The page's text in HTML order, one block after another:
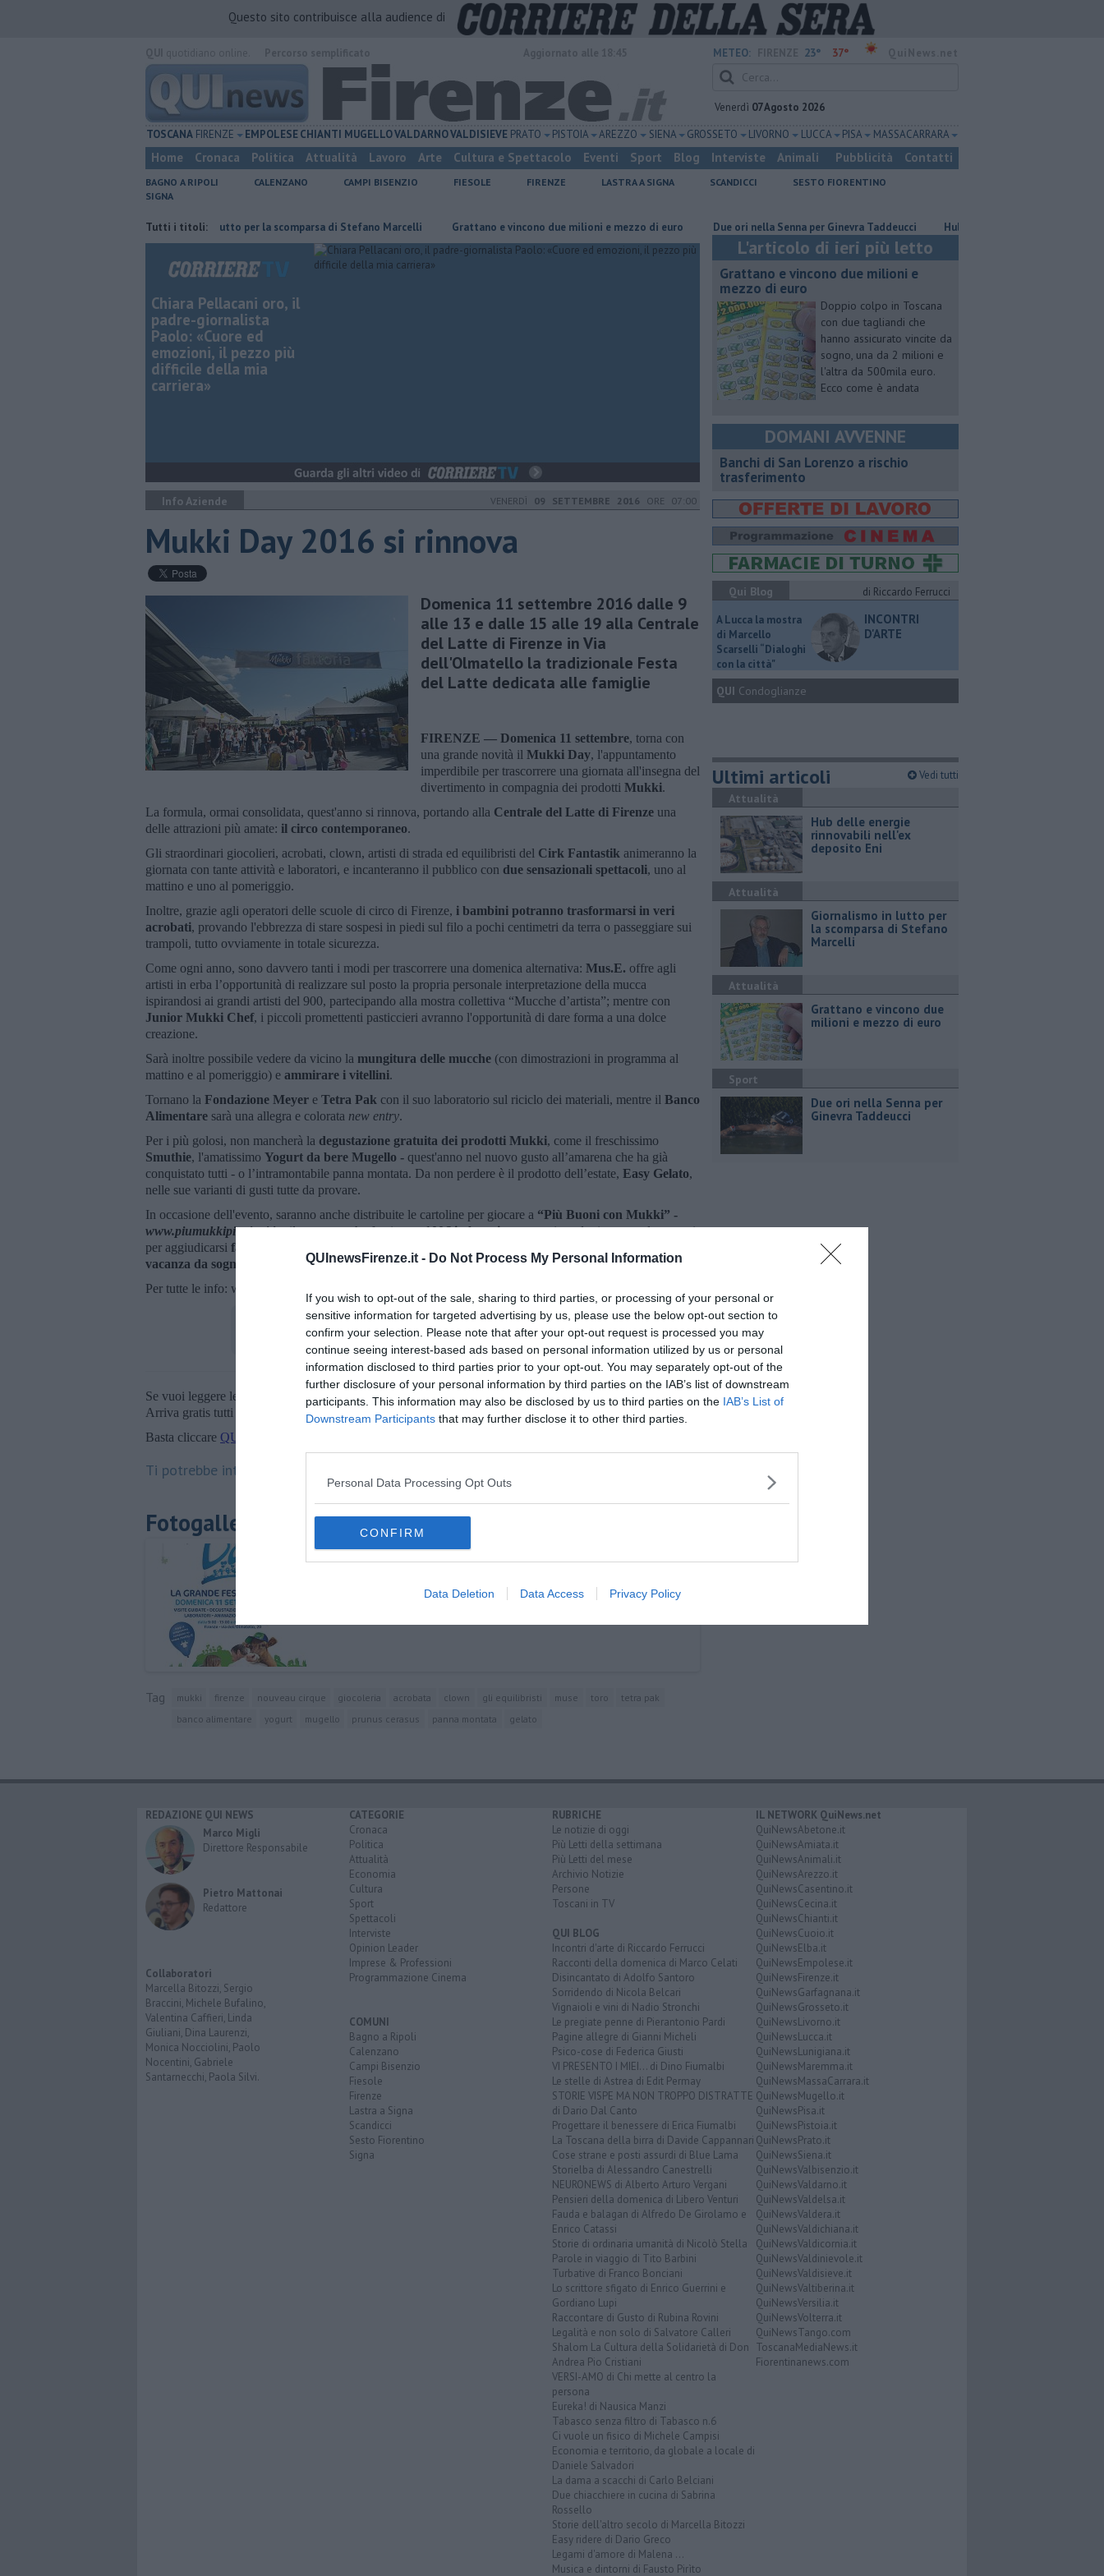
QUInewsFirenze.it - Do Not Process My Personal Information
If you wish to opt-out of the sale, sharing to third parties, or processing of your personal or
sensitive information for targeted advertising by us, please use the below opt-out section to
confirm your selection. Please note that after your opt-out request is processed you may
continue seeing interest-based ads based on personal information utilized by us or personal
information disclosed to third parties prior to your opt-out. You may separately opt-out of the
further disclosure of your personal information by third parties on the IAB’s list of downstream
participants. This information may also be disclosed by us to third parties on the IAB’s List of
Downstream Participants that may further disclose it to other third parties.
Personal Data Processing Opt Outs
CONFIRM
Data Deletion Data Access Privacy Policy
Questo sito contribuisce alla audience di
METEO: 23° 37°
Venerdì 07 Agosto 2026
TOSCANA FIRENZE EMPOLESECHIANTI MUGELLOVALDARNOVALDISIEVE PRATO PISTOIA AREZZO SIENA GROSSETO LIVORNO LUCCA PISA MASSA CARRARA
Home Cronaca Politica Attualità Lavoro Arte Cultura e Spettacolo Eventi Sport Blog Interviste Animali Pubblicità Contatti
BAGNO A RIPOLI CALENZANO CAMPI BISENZIO FIESOLE FIRENZE LASTRA A SIGNA SCANDICCI
SESTO FIORENTINO
SIGNA
Tutti i titoli:
Giornalismo in lutto per la scomparsa di Stefano Marcelli Grattano e vincono due milioni e mezzo di euro Due ori nella Senna per Ginevra Taddeucci Hub delle energie rinnovabili nell'ex
Chiara Pellacani oro, il
padre-giornalista
Paolo: «Cuore ed
emozioni, il pezzo più
difficile della mia
carriera»
Info Aziende VENERDÌ 09 SETTEMBRE 2016 ORE 07:00
Mukki Day 2016 si rinnova
Domenica 11 settembre 2016 dalle 9
alle 13 e dalle 15 alle 19 alla Centrale
del Latte di Firenze in Via
dell'Olmatello la tradizionale Festa
del Latte dedicata alle famiglie
FIRENZE — Domenica 11 settembre, torna con
una grande novità il Mukki Day, l'appuntamento
imperdibile per trascorrere una giornata all'insegna del
divertimento in compagnia dei prodotti Mukki.
La formula, ormai consolidata, quest'anno si rinnova, portando alla Centrale del Latte di Firenze una
delle attrazioni più amate: il circo contemporaneo.
Gli straordinari giocolieri, acrobati, clown, artisti di strada ed equilibristi del Cirk Fantastik animeranno la
giornata con tante attività e laboratori, e incanteranno il pubblico con due sensazionali spettacoli, uno al
mattino e uno al pomeriggio.
Inoltre, grazie agli operatori delle scuole di circo di Firenze, i bambini potranno trasformarsi in veri
acrobati, provando l'ebbrezza di stare sospesi in piedi sul filo a pochi centimetri da terra o passeggiare sui
trampoli, tutto ovviamente in totale sicurezza.
Come ogni anno, sono davvero tanti i modi per trascorrere una domenica alternativa: Mus.E. offre agli
artisti in erba l’opportunità di realizzare sul posto la propria personale interpretazione della mucca
ispirandosi ai grandi artisti del 900, partecipando alla mostra collettiva “Mucche d’artista”; mentre con
Junior Mukki Chef, i piccoli promettenti pasticcieri avranno l'opportunità di dare forma a una dolce
creazione.
Sarà inoltre possibile vedere da vicino la mungitura delle mucche (con dimostrazioni in programma al
mattino e al pomeriggio) e ammirare i vitellini.
Tornano la Fondazione Meyer e Tetra Pak con il suo laboratorio sul riciclo dei materiali, mentre il Banco
Alimentare sarà una allegra e colorata new entry.
Per i più golosi, non mancherà la degustazione gratuita dei prodotti Mukki, come il freschissimo
Smuthie, l'amatissimo Yogurt da bere Mugello - quest'anno nel nuovo gusto all’amarena che ha già
conquistato tutti - o l’intramontabile panna montata. Da non perdere è il prodotto dell’estate, Easy Gelato,
nelle sue varianti di gusti tutte da provare.
In occasione dell'evento, saranno anche distribuite le cartoline per giocare a “Più Buoni con Mukki” -
www.piumukkipiuvinci.it-il concorso che fa vincere100€ in buoni scontosui prodotti, accumulare punti
per aggiudicarsi fantastici premi
vacanza da sogno
Per tutte le info: www.mukki.it
Se vuoi leggere le notizie principali della Toscana iscriviti alla
Newsletter QUInews - ToscanaMedia.
Arriva gratis tutti i giorni alle 20:00 direttamente nella tua casella di posta.
Basta cliccare QUI
Ti potrebbe interessare anche:
Fotogallery
Tag mukki firenze nouveau cirque giocoleria acrobata clown gli equilibristi muse toro
tetra pak
banco alimentare
yogurt mugello prunus cerasus panna montata gelato
L'articolo di ieri più letto
Grattano e vincono due milioni e
mezzo di euro
Doppio colpo in Toscana
con due tagliandi che
hanno assicurato vincite da
sogno, una da 2 milioni e
l'altra da 500mila euro.
Ecco come è andata
DOMANI AVVENNE
Banchi di San Lorenzo a rischio
trasferimento
Qui Blog
di Riccardo Ferrucci
A Lucca la mostra
di Marcello
Scarselli “Dialoghi
con la città"
INCONTRI
D'ARTE
QUI Condoglianze
Ultimi articoli Vedi tutti
Attualità
Hub delle energie
rinnovabili nell'ex
deposito Eni
Attualità
Giornalismo in lutto per
la scomparsa di Stefano
Marcelli
Attualità
Grattano e vincono due
milioni e mezzo di euro
Sport
Due ori nella Senna per
Ginevra Taddeucci
REDAZIONE QUI NEWS
Marco Migli
Direttore Responsabile
Pietro Mattonai
Redattore
Collaboratori
Marcella Bitozzi, Sergio
Braccini, Michele Bufalino,
Valentina Caffieri, Linda
Giuliani, Dina Laurenzi,
Monica Nocciolini, Paolo
Nocentini, Gabriele
Santarnecchi, Paola Silvi.
CATEGORIE
Cronaca
Politica
Attualità
Economia
Cultura
Sport
Spettacoli
Interviste
Opinion Leader
Imprese & Professioni
Programmazione Cinema
COMUNI
Bagno a Ripoli
Calenzano
Campi Bisenzio
Fiesole
Firenze
Lastra a Signa
Scandicci
Sesto Fiorentino
Signa
RUBRICHE
Le notizie di oggi
Più Letti della settimana
Più Letti del mese
Archivio Notizie
Persone
Toscani in TV
QUI BLOG
Incontri d'arte di Riccardo Ferrucci
Racconti della domenica di Marco Celati
Disincantato di Adolfo Santoro
Sorridendo di Nicola Belcari
Vignaioli e vini di Nadio Stronchi
Le pregiate penne di Pierantonio Pardi
Pagine allegre di Gianni Micheli
Psico-cose di Federica Giusti
VI PRESENTO I MIEI... di Dino Fiumalbi
Le stelle di Astrea di Edit Permay
STORIE VISPE MA NON TROPPO DISTRATTE
di Dario Dal Canto
Progettare il benessere di Erica Fiumalbi
La Toscana della birra di Davide Cappannari
Cose strane e posti assurdi di Blue Lama
Storielba di Alessandro Canestrelli
NEURONEWS di Alberto Arturo Vergani
Pensieri della domenica di Libero Venturi
Fauda e balagan di Alfredo De Girolamo e
Enrico Catassi
Storie di ordinaria umanità di Nicolò Stella
Parole in viaggio di Tito Barbini
Turbative di Franco Bonciani
Lo scrittore sfigato di Enrico Guerrini e
Gordiano Lupi
Raccontare di Gusto di Rubina Rovini
Legalità e non solo di Salvatore Calleri
Shalom La Cultura della Solidarietà di Don
Andrea Pio Cristiani
VERSI-AMO di Chi mette al centro la
persona
Eureka! di Nausica Manzi
Tabasco senza filtro di Tabasco n.6
Ci vuole un fisico di Michele Campisi
Economia e territorio, da globale a locale di
Daniele Salvadori
La dama a scacchi di Carlo Belciani
Due chiacchiere in cucina di Sabrina
Rossello
Storie dell'altro secolo di Marcella Bitozzi
Easy ridere di Dario Greco
Legami d'amore di Malena ...
Musica e dintorni di Fausto Pirìto
IL NETWORK QuiNews.net
QuiNewsAbetone.it
QuiNewsAmiata.it
QuiNewsAnimali.it
QuiNewsArezzo.it
QuiNewsCasentino.it
QuiNewsCecina.it
QuiNewsChianti.it
QuiNewsCuoio.it
QuiNewsElba.it
QuiNewsEmpolese.it
QuiNewsFirenze.it
QuiNewsGarfagnana.it
QuiNewsGrosseto.it
QuiNewsLivorno.it
QuiNewsLucca.it
QuiNewsLunigiana.it
QuiNewsMaremma.it
QuiNewsMassaCarrara.it
QuiNewsMugello.it
QuiNewsPisa.it
QuiNewsPistoia.it
QuiNewsPrato.it
QuiNewsSiena.it
QuiNewsValbisenzio.it
QuiNewsValdarno.it
QuiNewsValdelsa.it
QuiNewsValdera.it
QuiNewsValdichiana.it
QuiNewsValdicornia.it
QuiNewsValdinievole.it
QuiNewsValdisieve.it
QuiNewsValtiberina.it
QuiNewsVersilia.it
QuiNewsVolterra.it
QuiNewsTango.com
ToscanaMediaNews.it
Fiorentinanews.com